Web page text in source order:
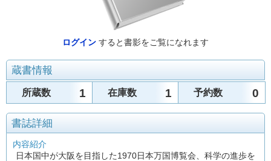
ログイン すると書影をご覧になれます
蔵書情報
所蔵数 1 在庫数 1 予約数 0
書誌詳細
内容紹介
日本国中が大阪を目指した1970日本万国博覧会、科学の進歩を